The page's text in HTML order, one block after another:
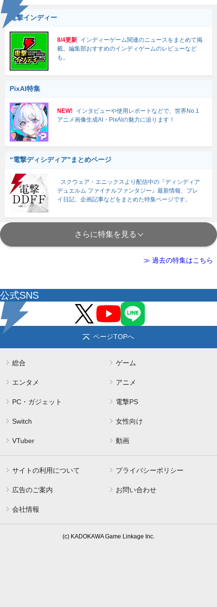
電撃インディー
8/4更新 インディーゲーム関連のニュースをまとめて掲
載。編集部おすすめのインディゲームのレビューなど
も。
PixAI特集
NEW!
インタビューや使用レポートなどで、世界No.1
アニメ画像生成AI・PixAIの魅力に迫ります！
“電撃ディシディア”まとめページ
スクウェア・エニックスより配信中の『ディシディア
デュエルム ファイナルファンタジー』最新情報、プレ
イ日記、企画記事などをまとめた特集ページです。
さらに特集を見る
≫ 過去の特集はこちら
公式SNS
ページTOPへ
総合 ゲーム
エンタメ アニメ
PC・ガジェット 電撃PS
Switch 女性向け
VTuber 動画
サイトの利用について プライバシーポリシー
広告のご案内 お問い合わせ
会社情報
(c) KADOKAWA Game Linkage Inc.